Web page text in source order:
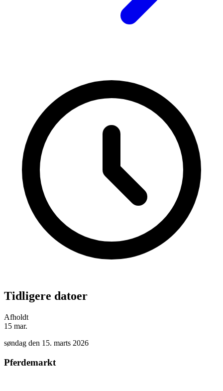
Tidligere datoer
Afholdt
15 mar.
søndag den 15. marts 2026
Pferdemarkt